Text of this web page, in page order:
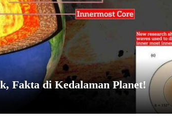
Fakta di Kedalaman Planet!